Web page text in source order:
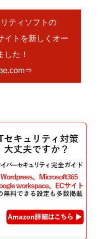
ティソフトの
イトを新しくオー
した！